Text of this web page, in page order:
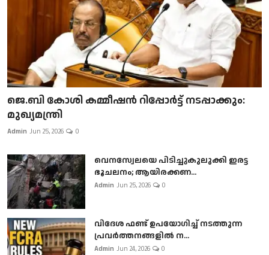
ജെ.ബി കോശി കമ്മീഷൻ റിപ്പോർട്ട് നടപ്പാക്കും:
മുഖ്യമന്ത്രി
Admin Jun 25, 2026 0
വെനസ്വേലയെ പിടിച്ചുകുലുക്കി ഇരട്ട
ഭൂചലനം; ആയിരക്കണ...
Admin Jun 25, 2026 0
വിദേശ ഫണ്ട് ഉപയോഗിച്ച് നടത്തുന്ന
പ്രവർത്തനങ്ങളിൽ ന...
Admin Jun 24, 2026 0